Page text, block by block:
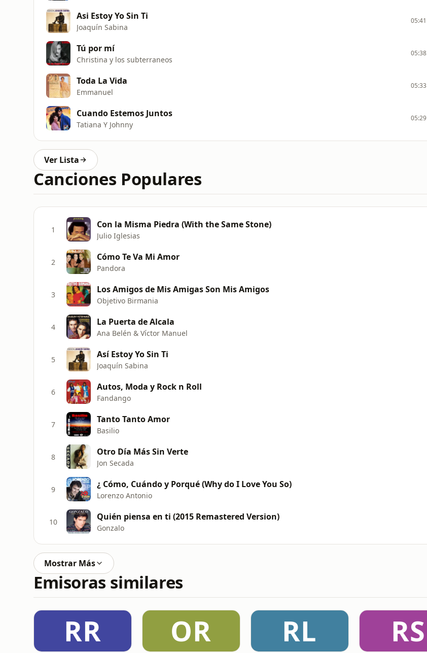
Asi Estoy Yo Sin Ti
Joaquín Sabina
05:41
Tú por mí
Christina y los subterraneos
05:38
Toda La Vida
Emmanuel
05:33
Cuando Estemos Juntos
Tatiana Y Johnny
05:29
Ver Lista
Canciones Populares
1 Con la Misma Piedra (With the Same Stone)
Julio Iglesias
2 Cómo Te Va Mi Amor
Pandora
3 Los Amigos de Mis Amigas Son Mis Amigos
Objetivo Birmania
4 La Puerta de Alcala
Ana Belén & Víctor Manuel
5 Así Estoy Yo Sin Ti
Joaquín Sabina
6 Autos, Moda y Rock n Roll
Fandango
7 Tanto Tanto Amor
Basilio
8 Otro Día Más Sin Verte
Jon Secada
9 ¿ Cómo, Cuándo y Porqué (Why do I Love You So)
Lorenzo Antonio
10 Quién piensa en ti (2015 Remastered Version)
Gonzalo
Mostrar Más
Emisoras similares
RR OR RL RS